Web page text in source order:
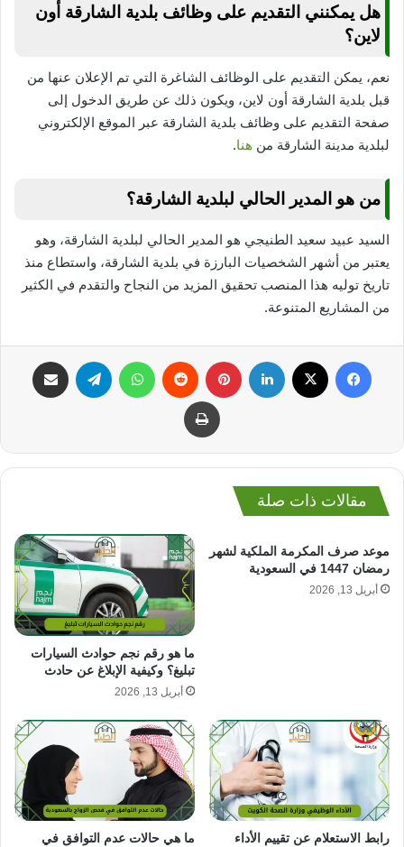
هل يمكنني التقديم على وظائف بلدية الشارقة أون
لاين؟
نعم، يمكن التقديم على الوظائف الشاغرة التي تم الإعلان عنها من
قبل بلدية الشارقة أون لاين، ويكون ذلك عن طريق الدخول إلى
صفحة التقديم على وظائف بلدية الشارقة عبر الموقع الإلكتروني
لبلدية مدينة الشارقة من هنا.
من هو المدير الحالي لبلدية الشارقة؟
السيد عبيد سعيد الطنيجي هو المدير الحالي لبلدية الشارقة، وهو
يعتبر من أشهر الشخصيات البارزة في بلدية الشارقة، واستطاع منذ
تاريخ توليه هذا المنصب تحقيق المزيد من النجاح والتقدم في الكثير
من المشاريع المتنوعة.
فيسبوك لينكدإن بينتيريست واتساب تيلقرام
طباعة
مقالات ذات صلة
موعد صرف المكرمة الملكية لشهر
رمضان 1447 في السعودية
أبريل 13, 2026
ما هو رقم نجم حوادث السيارات
تبليغ؟ وكيفية الإبلاغ عن حادث
أبريل 13, 2026
رابط الاستعلام عن تقييم الأداء
ما هي حالات عدم التوافق في